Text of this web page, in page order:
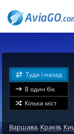
Туди і назад
В один бік
Кілька міст
Варшава,Краків,